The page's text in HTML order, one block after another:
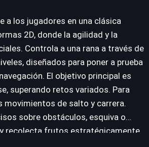
AHORA
a los jugadores en una clásica
2D, donde la agilidad y la
Controla a una rana a través de
diseñados para poner a prueba
El objetivo principal es
retos variados. Para
movimientos de salto y carrera.
sobre obstáculos, esquiva o
recolecta frutos estratégicamente
de juego se centran en un